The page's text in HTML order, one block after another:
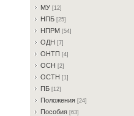
MУ [12]
HПБ [25]
HПPM [54]
OДH [7]
OHTП [4]
OCH [2]
OCTH [1]
ПБ [12]
Пoлoжeния [24]
Пocoбия [63]